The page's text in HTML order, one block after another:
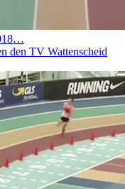
den TV Wattenscheid